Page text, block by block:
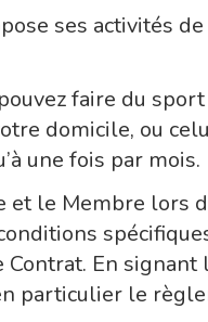
ses activités
faire du
domicile, ou
une fois par mois.
et le Membre lors
En
particulier le